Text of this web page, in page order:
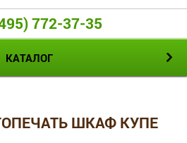
772-37-35
КАТАЛОГ
ШКАФ КУПЕ